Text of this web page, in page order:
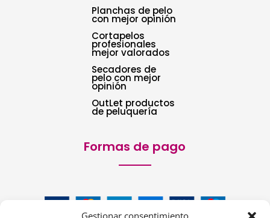
Gestionar consentimiento
Planchas de pelo
con mejor opinión
Cortapelos
profesionales
mejor valorados
Secadores de
pelo con mejor
opinión
OutLet productos
de peluquería
Formas de pago